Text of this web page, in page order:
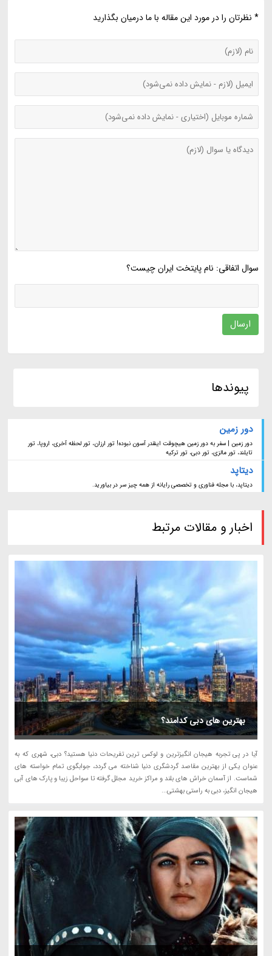
* نظرتان را در مورد این مقاله با ما درمیان بگذارید
سوال اتفاقی: نام پایتخت ایران چیست؟
ارسال
پیوندها
دور زمین
دور زمین | سفر به دور زمین هیچوقت اینقدر آسون نبوده! تور ارزان، تور لحظه آخری، اروپا، تور
تایلند، تور مالزی، تور دبی، تور ترکیه
دیتاپد
دیتاپد، با مجله فناوری و تخصصی رایانه از همه چیز سر در بیاورید.
اخبار و مقالات مرتبط
بهترین های دبی کدامند؟
آیا در پی تجربه هیجان انگیزترین و لوکس ترین تفریحات دنیا هستید؟ دبی، شهری که به
عنوان یکی از بهترین مقاصد گردشگری دنیا شناخته می گردد، جوابگوی تمام خواسته های
شماست. از آسمان خراش های بلند و مراکز خرید مجلل گرفته تا سواحل زیبا و پارک های آبی
هیجان انگیز، دبی به راستی بهشتی...